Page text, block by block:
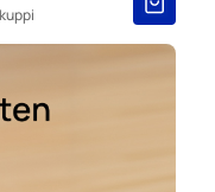
koneisiin